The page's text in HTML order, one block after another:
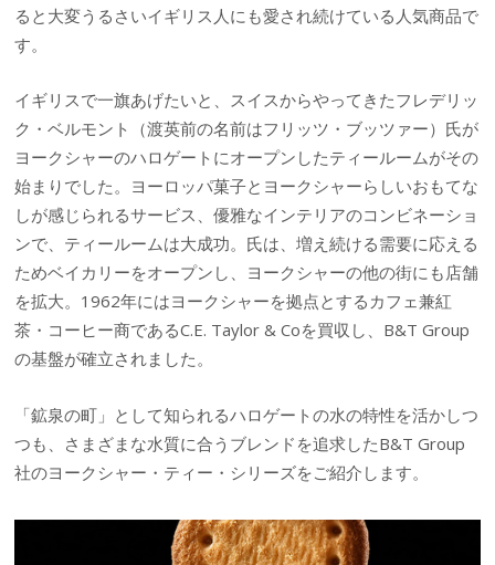
ると大変うるさいイギリス人にも愛され続けている人気商品で
す。
イギリスで一旗あげたいと、スイスからやってきたフレデリッ
ク・ベルモント（渡英前の名前はフリッツ・ブッツァー）氏が
ヨークシャーのハロゲートにオープンしたティールームがその
始まりでした。ヨーロッパ菓子とヨークシャーらしいおもてな
しが感じられるサービス、優雅なインテリアのコンビネーショ
ンで、ティールームは大成功。氏は、増え続ける需要に応える
ためベイカリーをオープンし、ヨークシャーの他の街にも店舗
を拡大。1962年にはヨークシャーを拠点とするカフェ兼紅
茶・コーヒー商であるC.E. Taylor & Coを買収し、B&T Group
の基盤が確立されました。
「鉱泉の町」として知られるハロゲートの水の特性を活かしつ
つも、さまざまな水質に合うブレンドを追求したB&T Group
社のヨークシャー・ティー・シリーズをご紹介します。